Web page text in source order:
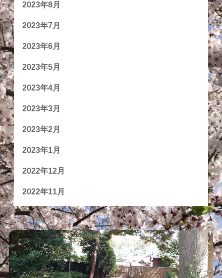
2023年8月
2023年7月
2023年6月
2023年5月
2023年4月
2023年3月
2023年2月
2023年1月
2022年12月
2022年11月